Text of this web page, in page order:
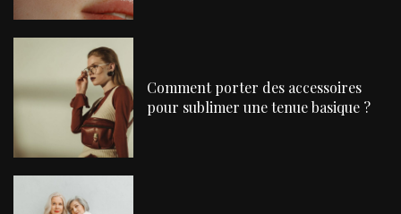
Comment porter des accessoires
pour sublimer une tenue basique ?